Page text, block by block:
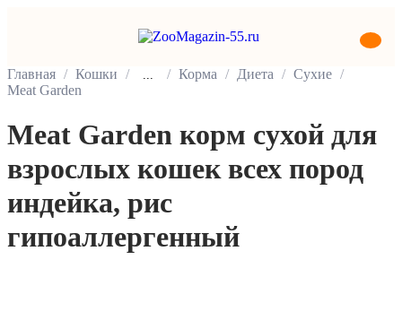
Главная Кошки ... Корма Диета
Сухие
Meat Garden
Meat Garden корм сухой для
взрослых кошек всех пород
индейка, рис
гипоаллергенный